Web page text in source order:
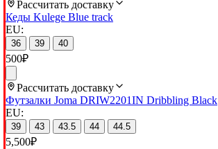
Рассчитать доставку
Кеды Kulege Blue track
EU:
36 39 40
500₽
Рассчитать доставку
Футзалки Joma DRIW2201IN Dribbling Black
EU:
39 43 43.5 44 44.5
5,500₽